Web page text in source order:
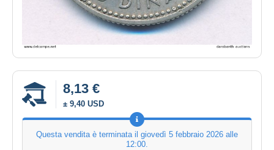
8,13 €
± 9,40 USD
Questa vendita è terminata il giovedì 5 febbraio 2026 alle
12:00.